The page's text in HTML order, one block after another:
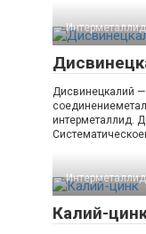
Дисвинецкалий
интерметаллид.
Калий-